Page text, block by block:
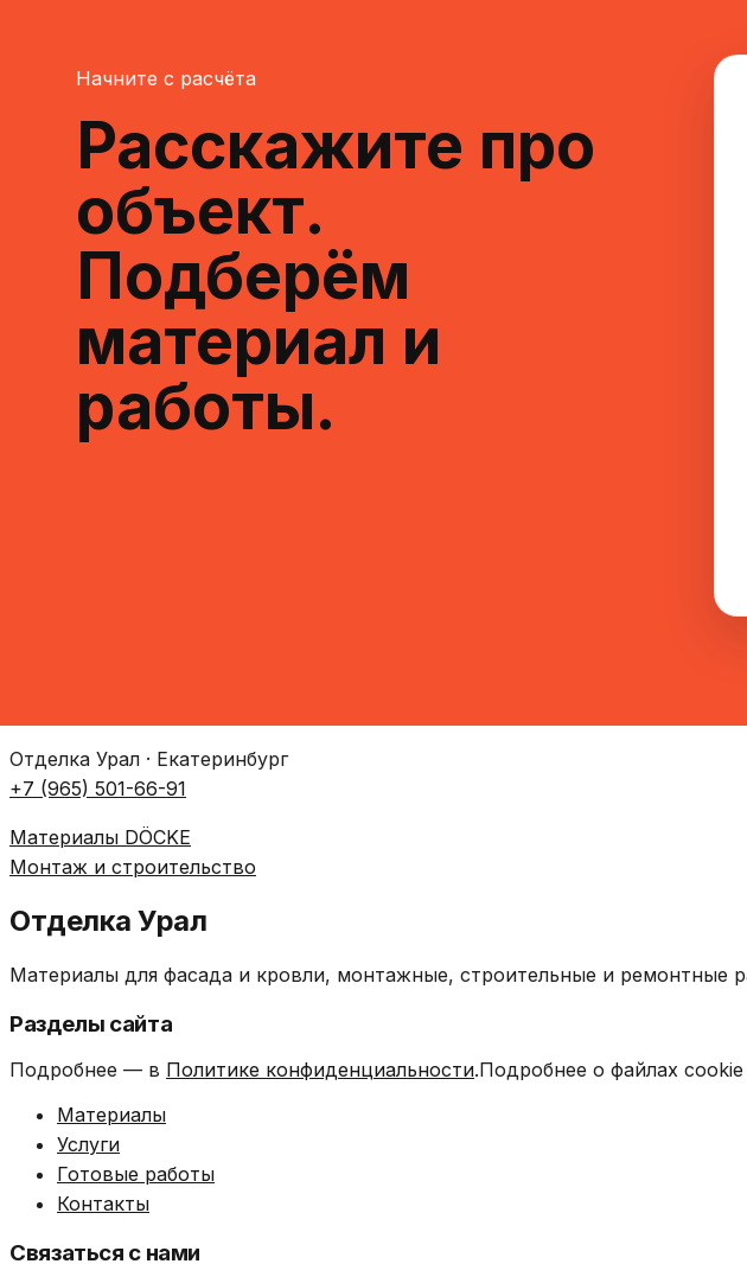
Начните с расчёта
Расскажите про
объект.
Подберём
материал и
работы.
Отделка Урал · Екатеринбург
+7 (965) 501-66-91
Материалы DÖCKE
Монтаж и строительство
Отделка Урал
Материалы для фасада и кровли, монтажные, строительные и ремонтные
Разделы сайта
Подробнее — в Политике конфиденциальности.Подробнее о файлах
Материалы
Услуги
Готовые работы
Контакты
Связаться с нами